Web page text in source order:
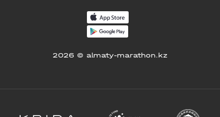
2026 © almaty-marathon.kz